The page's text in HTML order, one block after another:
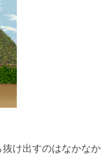
け出すのはなかなか